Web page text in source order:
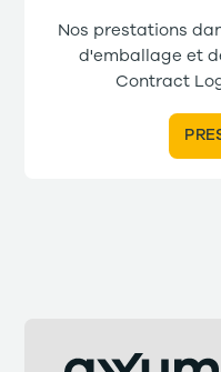
Nos prestations
d'emballage et
Contract